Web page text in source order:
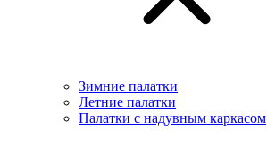
Зимние палатки
Летние палатки
Палатки с надувным каркасом